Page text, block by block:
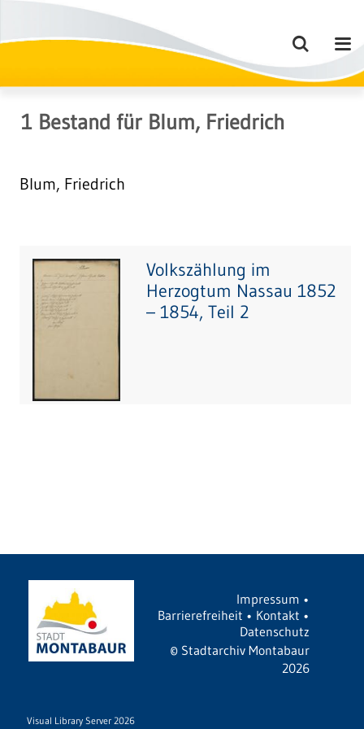
1 Bestand für Blum, Friedrich
Blum, Friedrich
Volkszählung im
Herzogtum Nassau 1852
– 1854, Teil 2
Impressum •
Barrierefreiheit • Kontakt •
Datenschutz
© Stadtarchiv Montabaur
2026
Visual Library Server 2026